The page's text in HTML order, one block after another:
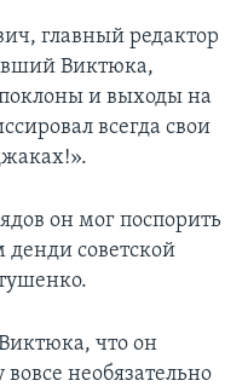
главный редактор
Виктюка,
и выходы на
всегда свои
он мог поспорить
советской
что он
вовсе необязательно